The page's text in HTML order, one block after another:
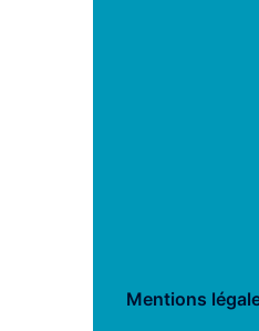
Mentions